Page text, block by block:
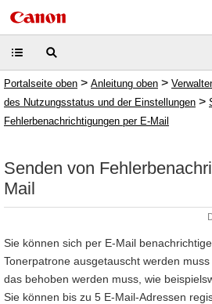
Portalseite oben > Anleitung oben >
des Nutzungsstatus und der Einstellungen >
Fehlerbenachrichtigungen per E-Mail
Senden von
Mail
Sie können sich per E-Mail
Tonerpatrone ausgetauscht werden
das behoben werden muss, wie
Sie können bis zu 5 E-Mail-Adressen